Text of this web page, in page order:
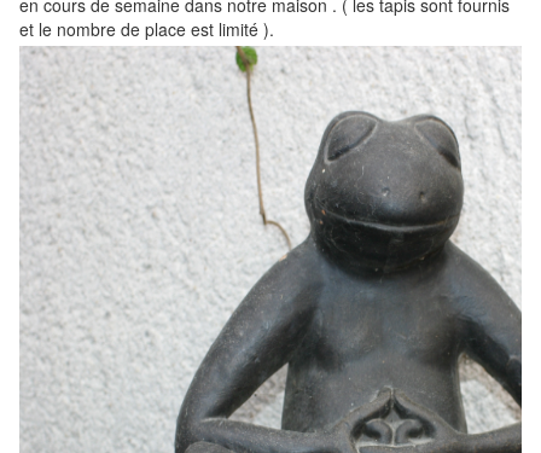
en cours de semaine dans notre maison . ( les tapis sont fournis
et le nombre de place est limité ).